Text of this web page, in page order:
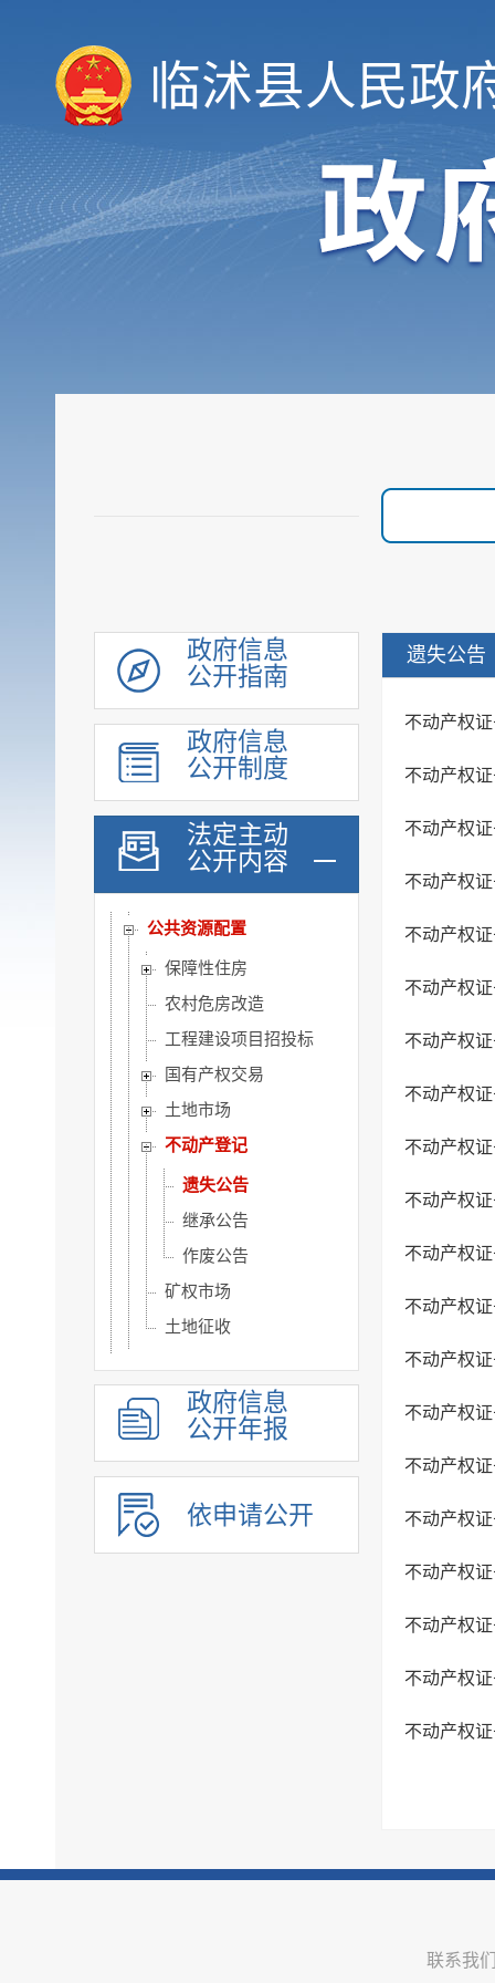
临沭县人民政
政府信息
公开指南
政府信息
公开制度
法定主动
公开内容
决策公开
规划计划
统计信息
财政信息
政府采购
行政权力
公共服务
公共资源配置
保障性住房
农村危房改造
工程建设项目招投标
国有产权交易
土地市场
不动产登记
遗失公告
继承公告
作废公告
矿权市场
土地征收
重大建设项目
优化服务
审计公开
行政执法公示
政府信息
公开年报
依申请公开
遗失公告
不动产权
不动产权
不动产权
不动产权
不动产权
不动产权
不动产权
不动产权
不动产权
不动产权
不动产权
不动产权
不动产权
不动产权
不动产权
不动产权
不动产权
不动产权
不动产权
不动产权
联系我